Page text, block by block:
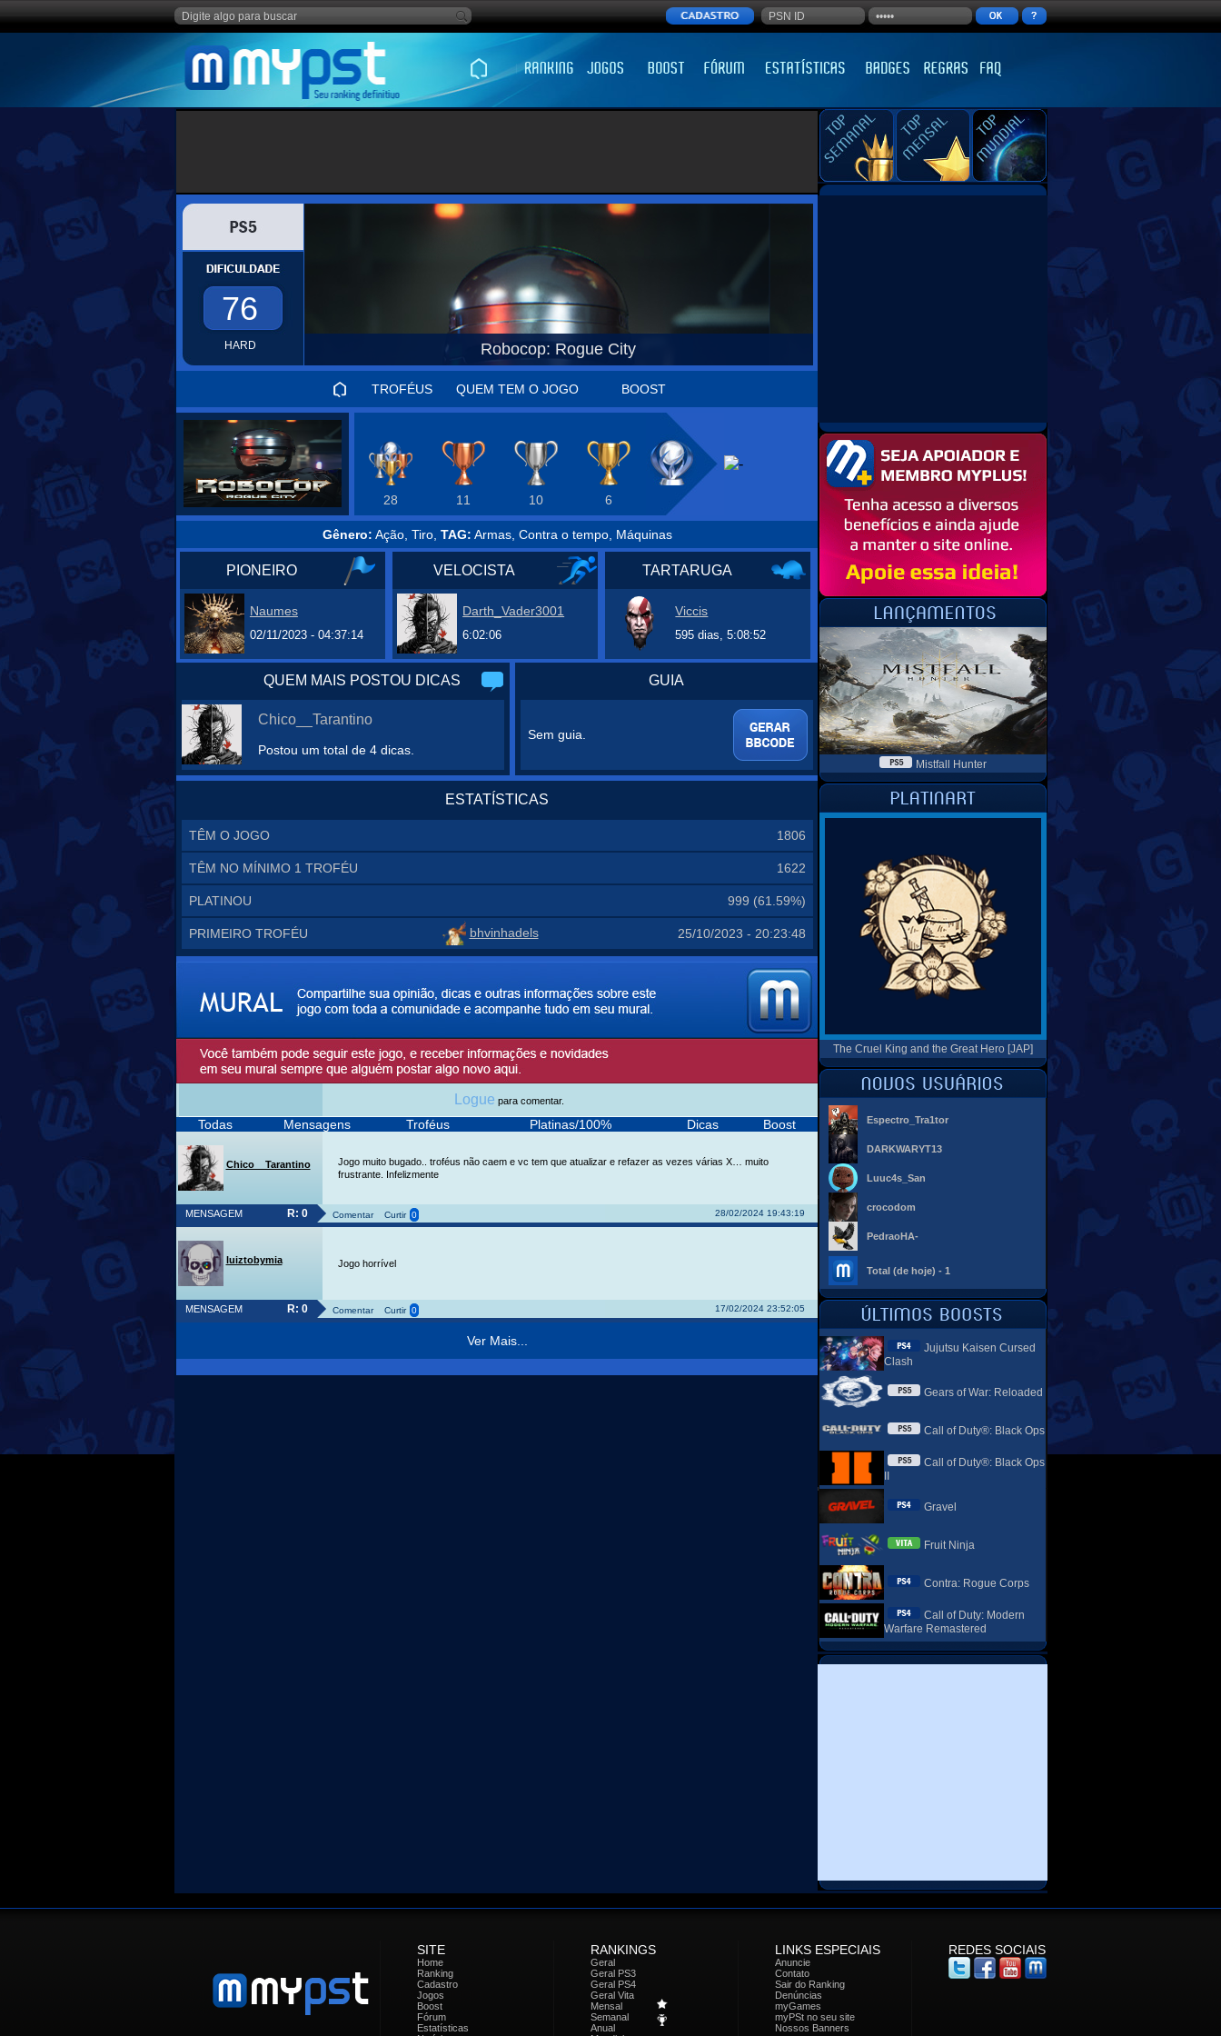
76
HARD Robocop: Rogue City
TROFÉUS QUEM TEM O JOGO BOOST
28 11 10 6
Gênero: Ação, Tiro, TAG: Armas, Contra o tempo, Máquinas
PIONEIRO
Naumes
02/11/2023 - 04:37:14
VELOCISTA
Darth_Vader3001
6:02:06
TARTARUGA
Viccis
595 dias, 5:08:52
QUEM MAIS POSTOU DICAS GUIA
Chico__Tarantino
Postou um total de 4 dicas.
Sem guia.
ESTATÍSTICAS
TÊM O JOGO 1806
TÊM NO MÍNIMO 1 TROFÉU 1622
PLATINOU 999 (61.59%)
PRIMEIRO TROFÉU bhvinhadels 25/10/2023 - 20:23:48
Logue para comentar.
Todas Mensagens Troféus Platinas/100% Dicas Boost
Chico__Tarantino
Jogo muito bugado.. troféus não caem e vc tem que atualizar e refazer as vezes várias X… muito
frustrante. Infelizmente
MENSAGEM R: 0 Comentar Curtir 0 28/02/2024 19:43:19
luiztobymia Jogo horrível
MENSAGEM R: 0 Comentar Curtir 0 17/02/2024 23:52:05
Ver Mais...
Mistfall Hunter
The Cruel King and the Great Hero [JAP]
Espectro_Tra1tor
DARKWARYT13
Luuc4s_San
crocodom
PedraoHA-
Total (de hoje) - 1
Jujutsu Kaisen Cursed
Clash
Gears of War: Reloaded
Call of Duty®: Black Ops
Call of Duty®: Black Ops
Gravel
Fruit Ninja
Contra: Rogue Corps
Call of Duty: Modern
Warfare Remastered
SITE RANKINGS LINKS ESPECIAIS REDES SOCIAIS
Home
Ranking
Cadastro
Jogos
Boost
Fórum
Estatísticas
Geral
Geral PS3
Geral PS4
Geral Vita
Mensal
Semanal
Anual
Anuncie
Contato
Sair do Ranking
Denúncias
myGames
myPSt no seu site
Nossos Banners